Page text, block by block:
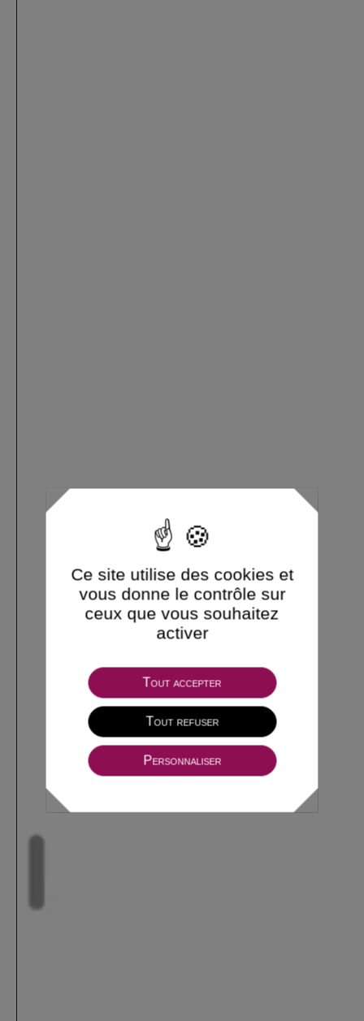
Ce site utilise des cookies et
vous donne le contrôle sur
ceux que vous souhaitez
activer
Tout accepter
Tout refuser
Personnaliser